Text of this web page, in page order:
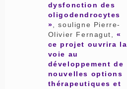
dysfonction des
oligodendrocytes
» , souligne Pierre-
Olivier Fernagut,«
ce projet ouvrira la
voie au
développement de
nouvelles options
thérapeutiques et